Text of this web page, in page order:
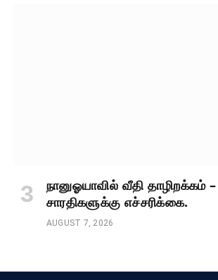
நானுஓயாவில் வீதி தாழிறக்கம்
சாரதிகளுக்கு எச்சரிக்கை.
AUGUST 7, 2026